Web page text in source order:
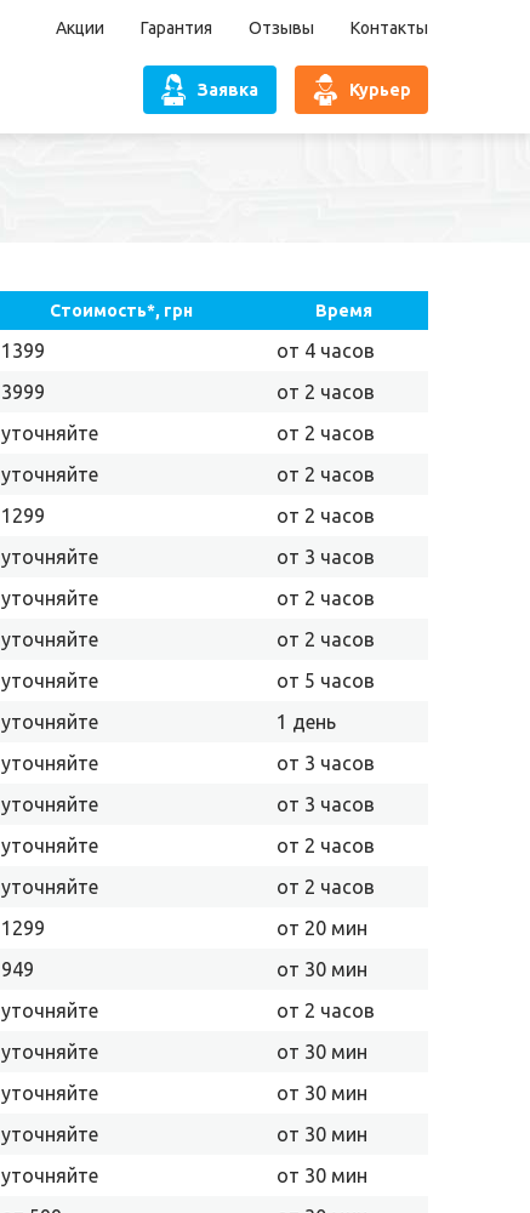
Акции Гарантия Отзывы Контакты
Курьер
Заявка
Стоимость*, грн Время
1399
от 4 часов
3999
от 2 часов
уточняйте
от 2 часов
уточняйте
от 2 часов
1299
от 2 часов
уточняйте
от 3 часов
уточняйте
от 2 часов
уточняйте
от 2 часов
уточняйте
от 5 часов
уточняйте
1 день
уточняйте
от 3 часов
уточняйте
от 3 часов
уточняйте
от 2 часов
уточняйте
от 2 часов
1299
от 20 мин
949
от 30 мин
уточняйте
от 2 часов
уточняйте
от 30 мин
уточняйте
от 30 мин
уточняйте
от 30 мин
уточняйте
от 30 мин